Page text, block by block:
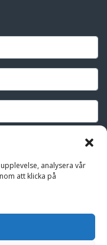
analysera vår
att klicka på